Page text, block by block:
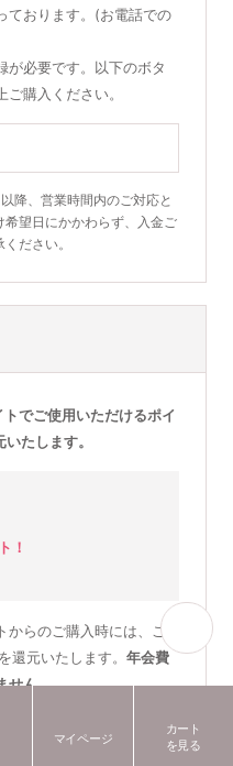
マイページ
カート
を見る
ております。(お電話での
が必要です。以下のボタ
購入ください。
降、営業時間内のご対応と
望日にかかわらず、入金ご
ださい。
トでご使用いただけるポイ
たします。
！
からのご購入時には、ご
還元いたします。 年会費
せん。
、ポイント分を差し引いた